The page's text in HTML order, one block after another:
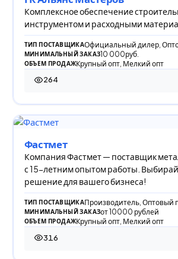
Комплексное обеспечение
инструментом и расходными
ТИП ПОСТАВЩИКАОфициальный дилер,
МИНИМАЛЬНЫЙ ЗАКАЗ10 000руб.
ОБЪЕМ ПРОДАЖКрупный опт, Мелкий опт
264
264 просмотра
Фастмет
Компания Фастмет — поставщик
с 15-летним опытом работы.
решение для вашего бизнеса!
ТИП ПОСТАВЩИКАПроизводитель, Оптовый
МИНИМАЛЬНЫЙ ЗАКАЗот 10000 рублей
ОБЪЕМ ПРОДАЖКрупный опт, Мелкий опт
316
316 просмотров